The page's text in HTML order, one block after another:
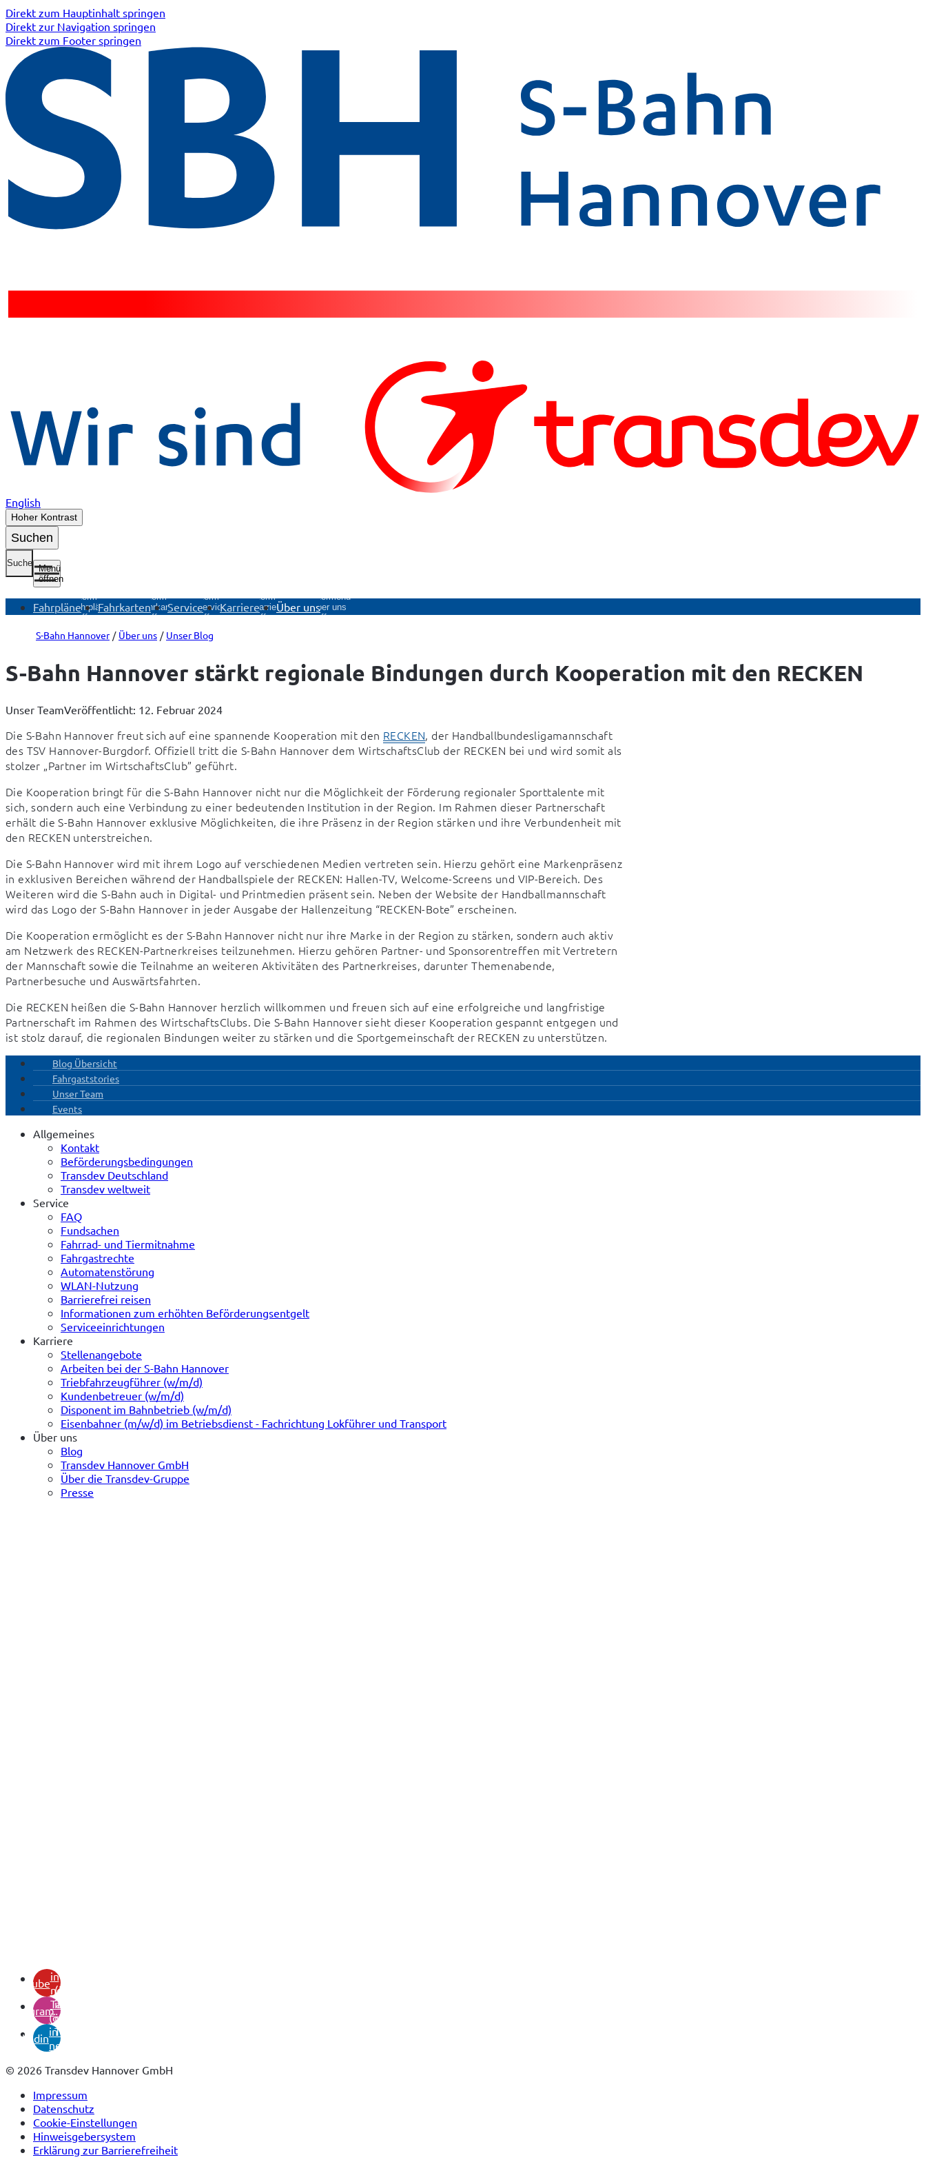
Direkt zum Hauptinhalt springen
Direkt zur Navigation springen
Direkt zum Footer springen
English
Hoher Kontrast
Suchen
Suche
Menü
öffnen
Fahrpläne
Untermenü
Fahrpläne
öffnen
Fahrkarten
Untermenü
Fahrkarten
öffnen
Service
Untermenü
Service
öffnen
Karriere
Untermenü
Karriere
öffnen
Über uns
Untermenü
Über uns
öffnen
S-Bahn Hannover Über uns Unser Blog
S-Bahn Hannover stärkt regionale Bindungen durch Kooperation mit den RECKEN
Unser TeamVeröffentlicht: 12. Februar 2024
Die S-Bahn Hannover freut sich auf eine spannende Kooperation mit den RECKEN, der Handballbundesligamannschaft
des TSV Hannover-Burgdorf. Offiziell tritt die S-Bahn Hannover dem WirtschaftsClub der RECKEN bei und wird somit als
stolzer „Partner im WirtschaftsClub” geführt.
Die Kooperation bringt für die S-Bahn Hannover nicht nur die Möglichkeit der Förderung regionaler Sporttalente mit
sich, sondern auch eine Verbindung zu einer bedeutenden Institution in der Region. Im Rahmen dieser Partnerschaft
erhält die S-Bahn Hannover exklusive Möglichkeiten, die ihre Präsenz in der Region stärken und ihre Verbundenheit mit
den RECKEN unterstreichen.
Die S-Bahn Hannover wird mit ihrem Logo auf verschiedenen Medien vertreten sein. Hierzu gehört eine Markenpräsenz
in exklusiven Bereichen während der Handballspiele der RECKEN: Hallen-TV, Welcome-Screens und VIP-Bereich. Des
Weiteren wird die S-Bahn auch in Digital- und Printmedien präsent sein. Neben der Website der Handballmannschaft
wird das Logo der S-Bahn Hannover in jeder Ausgabe der Hallenzeitung “RECKEN-Bote” erscheinen.
Die Kooperation ermöglicht es der S-Bahn Hannover nicht nur ihre Marke in der Region zu stärken, sondern auch aktiv
am Netzwerk des RECKEN-Partnerkreises teilzunehmen. Hierzu gehören Partner- und Sponsorentreffen mit Vertretern
der Mannschaft sowie die Teilnahme an weiteren Aktivitäten des Partnerkreises, darunter Themenabende,
Partnerbesuche und Auswärtsfahrten.
Die RECKEN heißen die S-Bahn Hannover herzlich willkommen und freuen sich auf eine erfolgreiche und langfristige
Partnerschaft im Rahmen des WirtschaftsClubs. Die S-Bahn Hannover sieht dieser Kooperation gespannt entgegen und
ist stolz darauf, die regionalen Bindungen weiter zu stärken und die Sportgemeinschaft der RECKEN zu unterstützen.
Blog Übersicht
Fahrgaststories
Unser Team
Events
Allgemeines
Kontakt
Beförderungsbedingungen
Transdev Deutschland
Transdev weltweit
Service
FAQ
Fundsachen
Fahrrad- und Tiermitnahme
Fahrgastrechte
Automatenstörung
WLAN-Nutzung
Barrierefrei reisen
Informationen zum erhöhten Beförderungsentgelt
Serviceeinrichtungen
Karriere
Stellenangebote
Arbeiten bei der S-Bahn Hannover
Triebfahrzeugführer (w/m/d)
Kundenbetreuer (w/m/d)
Disponent im Bahnbetrieb (w/m/d)
Eisenbahner (m/w/d) im Betriebsdienst - Fachrichtung Lokführer und Transport
Über uns
Blog
Transdev Hannover GmbH
Über die Transdev-Gruppe
Presse
youtubein
neuem
Tab)
instagram
(öffnet
in
neuem
Tab)
linkedin
(öffnet
in
neuem
© 2026 Transdev Hannover GmbH
Impressum
Datenschutz
Cookie-Einstellungen
Hinweisgebersystem
Erklärung zur Barrierefreiheit